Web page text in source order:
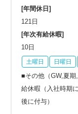
[年間休日]
121日
[年次有給休暇]
10日
土曜日 日曜日
■その他（GW,夏
給休暇（入社時期
後に付与）